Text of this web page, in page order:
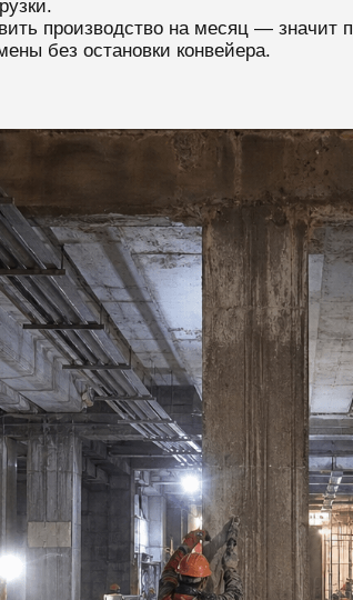
производство на месяц — значит
без остановки конвейера.